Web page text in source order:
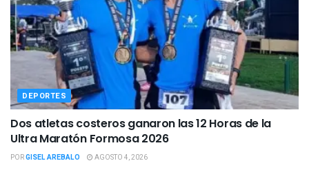
DEPORTES
Dos atletas costeros ganaron las 12 Horas de la
Ultra Maratón Formosa 2026
PORGISEL AREBALO AGOSTO 4, 2026